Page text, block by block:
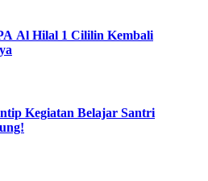
Al Hilal 1 Cililin Kembali
Kegiatan Belajar Santri